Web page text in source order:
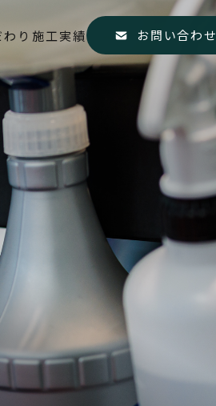
り 施工実績 お問い合わせ